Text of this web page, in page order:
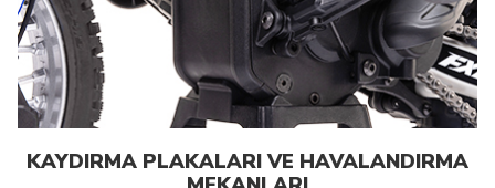
KAYDIRMA PLAKALARI VE HAVALANDIRMA